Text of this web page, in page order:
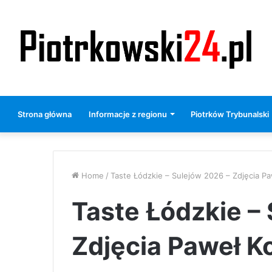
Strona główna Informacje z regionu Piotrków Trybunalski
Home / Taste Łódzkie – Sulejów 2026 – Zdjęcia
Taste Łódzkie
Zdjęcia Paweł